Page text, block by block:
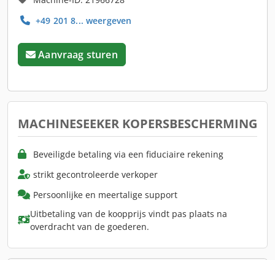
+49 201 8... weergeven
Aanvraag sturen
MACHINESEEKER KOPERSBESCHERMING
Beveiligde betaling via een fiduciaire rekening
strikt gecontroleerde verkoper
Persoonlijke en meertalige support
Uitbetaling van de koopprijs vindt pas plaats na
overdracht van de goederen.